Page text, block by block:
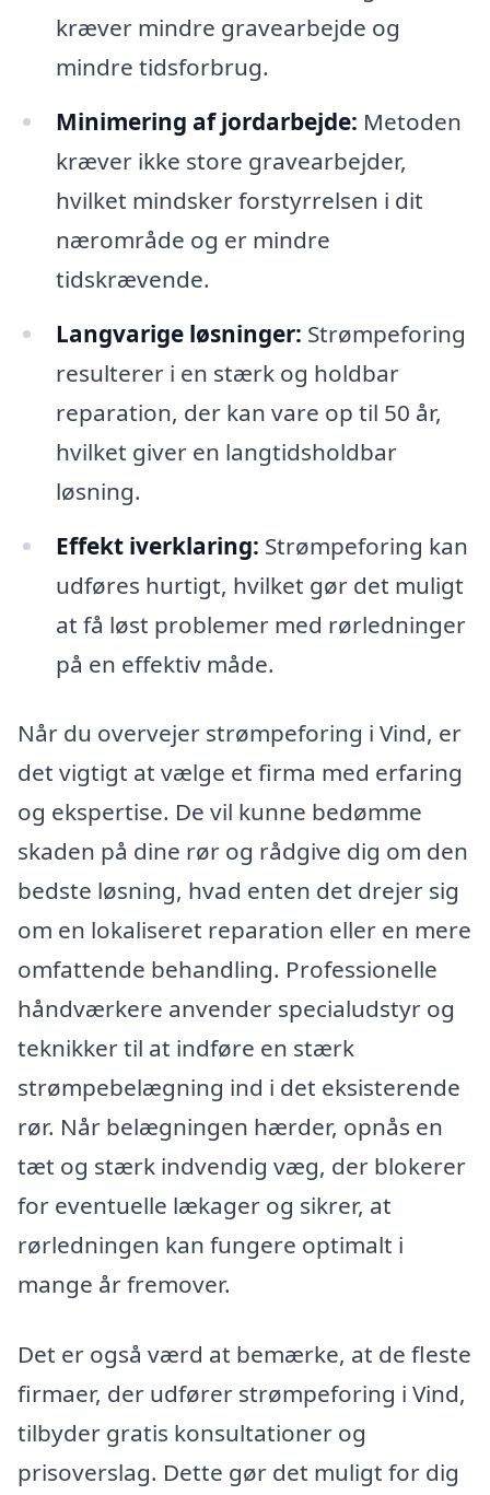
kræver mindre gravearbejde og
mindre tidsforbrug.
Minimering af jordarbejde: Metoden
kræver ikke store gravearbejder,
hvilket mindsker forstyrrelsen i dit
nærområde og er mindre
tidskrævende.
Langvarige løsninger: Strømpeforing
resulterer i en stærk og holdbar
reparation, der kan vare op til 50 år,
hvilket giver en langtidsholdbar
løsning.
Effekt iverklaring: Strømpeforing kan
udføres hurtigt, hvilket gør det muligt
at få løst problemer med rørledninger
på en effektiv måde.
Når du overvejer strømpeforing i Vind, er
det vigtigt at vælge et firma med erfaring
og ekspertise. De vil kunne bedømme
skaden på dine rør og rådgive dig om den
bedste løsning, hvad enten det drejer sig
om en lokaliseret reparation eller en mere
omfattende behandling. Professionelle
håndværkere anvender specialudstyr og
teknikker til at indføre en stærk
strømpebelægning ind i det eksisterende
rør. Når belægningen hærder, opnås en
tæt og stærk indvendig væg, der blokerer
for eventuelle lækager og sikrer, at
rørledningen kan fungere optimalt i
mange år fremover.
Det er også værd at bemærke, at de fleste
firmaer, der udfører strømpeforing i Vind,
tilbyder gratis konsultationer og
prisoverslag. Dette gør det muligt for dig